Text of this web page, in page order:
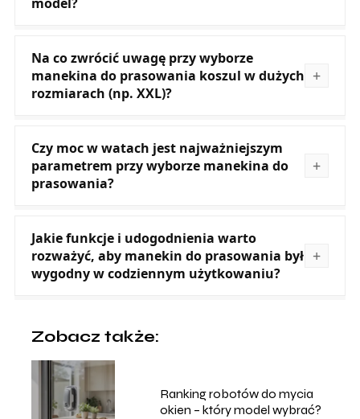
Na co zwrócić uwagę przy wyborze
manekina do prasowania koszul w dużych
rozmiarach (np. XXL)?
Czy moc w watach jest najważniejszym
parametrem przy wyborze manekina do
prasowania?
Jakie funkcje i udogodnienia warto
rozważyć, aby manekin do prasowania był
wygodny w codziennym użytkowaniu?
Zobacz także:
Ranking robotów do mycia
okien – który model wybrać?